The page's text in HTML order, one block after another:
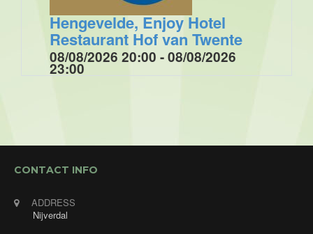
Hengevelde, Enjoy Hotel
Restaurant Hof van Twente
08/08/2026 20:00 - 08/08/2026
23:00
CONTACT INFO
ADDRESS
Nijverdal